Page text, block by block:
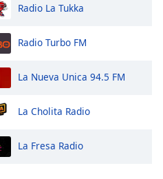
Radio La Tukka
Radio Turbo FM
La Nueva Unica 94.5 FM
La Cholita Radio
La Fresa Radio